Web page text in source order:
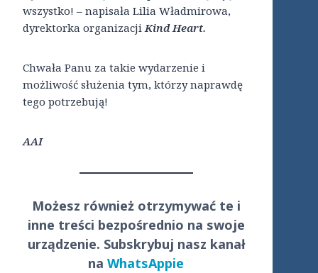
wszystko! – napisała Lilia Władmirowa,
dyrektorka organizacjiKind Heart.
Chwała Panu za takie wydarzenie i
możliwość służenia tym, którzy naprawdę
tego potrzebują!
AAI
Możesz również otrzymywać te i
inne treści bezpośrednio na swoje
urządzenie. Subskrybuj nasz kanał
naWhatsAppie